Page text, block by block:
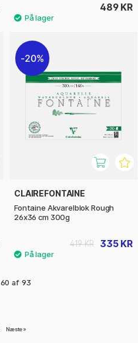
489 KR
20%
CLAIREFONTAINE
Fontaine Akvarelblok Rough
26x36 cm 300g
335 KR
419 KR
60 af 93
Næste »